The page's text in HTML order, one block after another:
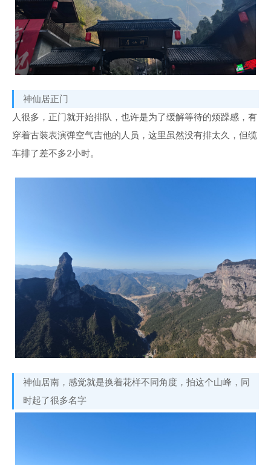
神仙居正门
人很多，正门就开始排队，也许是为了缓解等待的烦躁感，有
穿着古装表演弹空气吉他的人员，这里虽然没有排太久，但缆
车排了差不多2小时。
神仙居南，感觉就是换着花样不同角度，拍这个山峰，同
时起了很多名字